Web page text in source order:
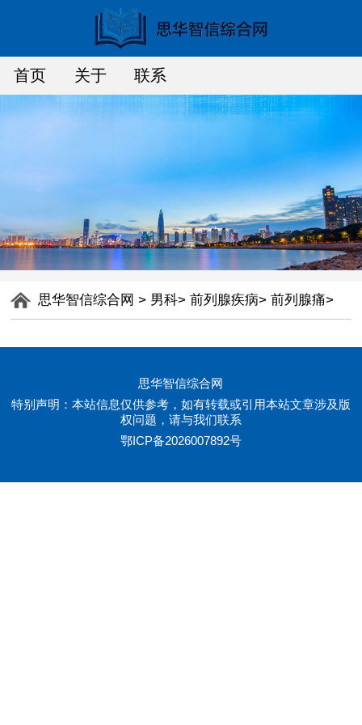
首页 关于 联系
思华智信综合网 > 男科>前列腺疾病>前列腺痛>
思华智信综合网
特别声明：本站信息仅供参考，如有转载或引用本站文章涉及版
权问题，请与我们联系
鄂ICP备2026007892号